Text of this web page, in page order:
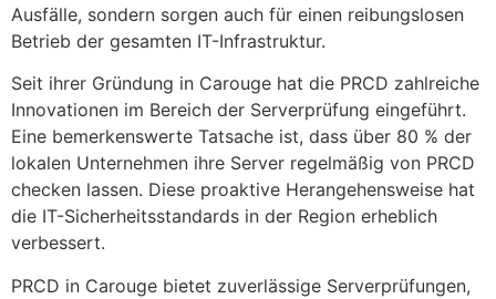
Ausfälle, sondern sorgen auch für einen reibungslosen
Betrieb der gesamten IT-Infrastruktur.
Seit ihrer Gründung in Carouge hat die PRCD zahlreiche
Innovationen im Bereich der Serverprüfung eingeführt.
Eine bemerkenswerte Tatsache ist, dass über 80 % der
lokalen Unternehmen ihre Server regelmäßig von PRCD
checken lassen. Diese proaktive Herangehensweise hat
die IT-Sicherheitsstandards in der Region erheblich
verbessert.
PRCD in Carouge bietet zuverlässige Serverprüfungen,